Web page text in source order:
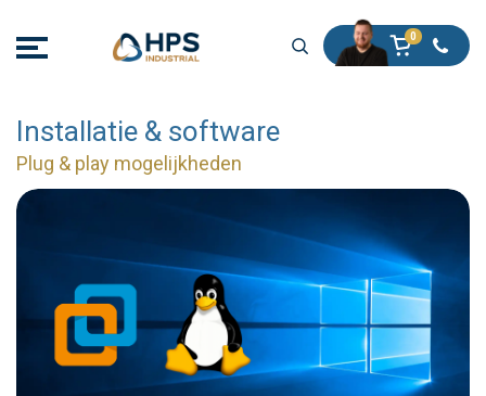
Installatie & software
Plug & play mogelijkheden